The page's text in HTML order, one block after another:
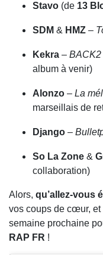
Stavo (de 13
SDM & HMZ –
Kekra – BACK2
album à venir)
Alonzo – La
marseillais de
Django –
So La Zone &
collaboration)
Alors, qu’allez-vous
vos coups de cœur, et
semaine prochaine
RAP FR !